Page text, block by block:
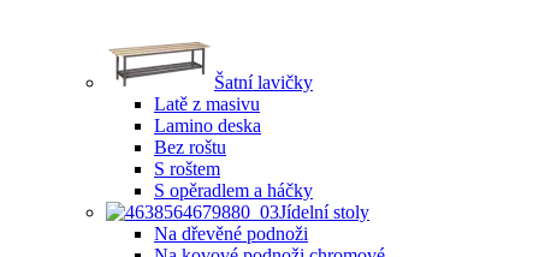
Šatní lavičky
Latě z masivu
Lamino deska
Bez roštu
S roštem
S opěradlem a háčky
Jídelní stoly
Na dřevěné podnoži